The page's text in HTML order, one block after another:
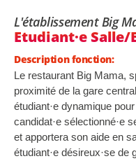
L'établissement Big
Etudiant·e
Description fonction:
Le restaurant Big Mama,
proximité de la gare
étudiant·e dynamique
candidat·e sélectionné·e
et apportera son aide en
étudiant·e désireux·se de